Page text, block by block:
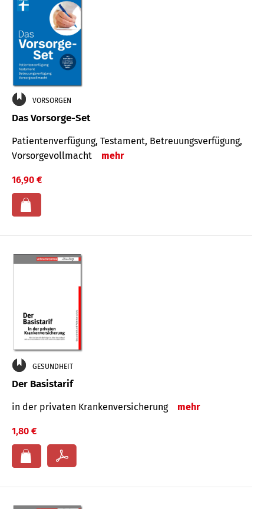
VORSORGEN
Das Vorsorge-Set
Patienten­ver­fügung, Testa­ment, Be­treuungs­verfü­gung,
Vor­sorge­voll­macht
mehr
16,90 €
GESUNDHEIT
Der Basistarif
in der privaten Kran­ken­ver­siche­rung mehr
1,80 €